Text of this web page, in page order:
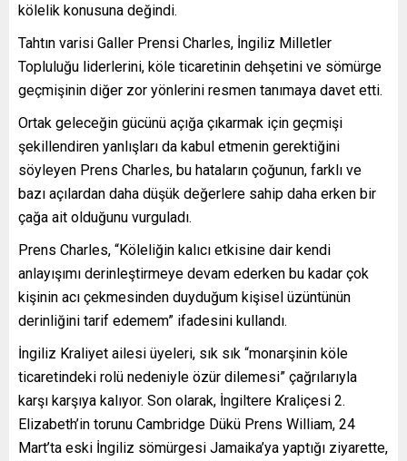
kölelik konusuna değindi.
Tahtın varisi Galler Prensi Charles, İngiliz Milletler
Topluluğu liderlerini, köle ticaretinin dehşetini ve sömürge
geçmişinin diğer zor yönlerini resmen tanımaya davet etti.
Ortak geleceğin gücünü açığa çıkarmak için geçmişi
şekillendiren yanlışları da kabul etmenin gerektiğini
söyleyen Prens Charles, bu hataların çoğunun, farklı ve
bazı açılardan daha düşük değerlere sahip daha erken bir
çağa ait olduğunu vurguladı.
Prens Charles, “Köleliğin kalıcı etkisine dair kendi
anlayışımı derinleştirmeye devam ederken bu kadar çok
kişinin acı çekmesinden duyduğum kişisel üzüntünün
derinliğini tarif edemem” ifadesini kullandı.
İngiliz Kraliyet ailesi üyeleri, sık sık “monarşinin köle
ticaretindeki rolü nedeniyle özür dilemesi” çağrılarıyla
karşı karşıya kalıyor. Son olarak, İngiltere Kraliçesi 2.
Elizabeth’in torunu Cambridge Dükü Prens William, 24
Mart’ta eski İngiliz sömürgesi Jamaika’ya yaptığı ziyarette,